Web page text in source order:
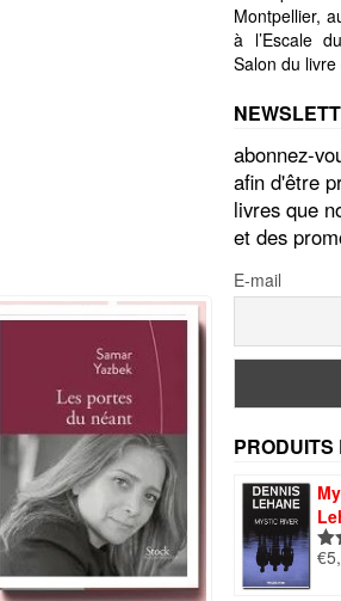
Montpellier,
à l’Escale
Salon du
abonnez-
afin d'être
livres que
et des
E-mail
PRODUITS
€